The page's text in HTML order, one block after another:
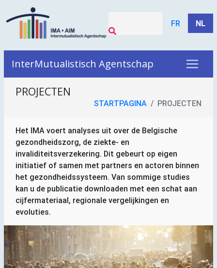
FR NL
InterMutualistisch Agentschap
PROJECTEN
STARTPAGINA PROJECTEN
Het IMA voert analyses uit over de Belgische
gezondheidszorg, de ziekte- en
invaliditeitsverzekering. Dit gebeurt op eigen
initiatief of samen met partners en actoren binnen
het gezondheidssysteem. Van sommige studies
kan u de publicatie downloaden met een schat aan
cijfermateriaal, regionale vergelijkingen en
evoluties.